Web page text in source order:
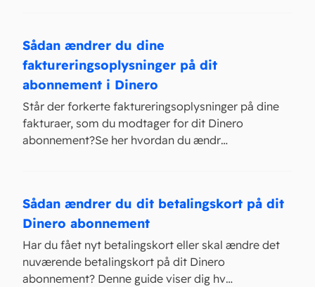
Sådan ændrer du dine
faktureringsoplysninger på dit
abonnement i Dinero
Står der forkerte faktureringsoplysninger på dine
fakturaer, som du modtager for dit Dinero
abonnement?Se her hvordan du ændr…
Sådan ændrer du dit betalingskort på dit
Dinero abonnement
Har du fået nyt betalingskort eller skal ændre det
nuværende betalingskort på dit Dinero
abonnement? Denne guide viser dig hv…